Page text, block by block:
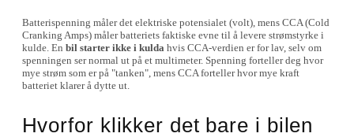
Batterispenning måler det elektriske potensialet (volt), mens CCA (Cold
Cranking Amps) måler batteriets faktiske evne til å levere strømstyrke i
kulde. En bil starter ikke i kuldahvis CCA-verdien er for lav, selv om
spenningen ser normal ut på et multimeter. Spenning forteller deg hvor
mye strøm som er på "tanken", mens CCA forteller hvor mye kraft
batteriet klarer å dytte ut.
Hvorfor klikker det bare i bilen